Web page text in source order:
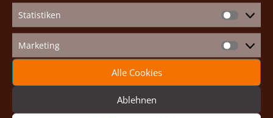
Statistiken
Marketing Marketing
Alle Cookies
Ablehnen
2025(7)
2024(5)
2023(13)
2022(9)
2020(2)